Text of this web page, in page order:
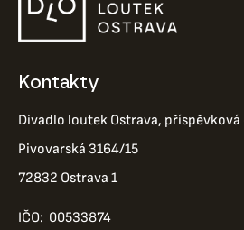
Kontakty
Divadlo loutek Ostrava, příspěvková
Pivovarská 3164/15
72832 Ostrava 1
IČO: 00533874